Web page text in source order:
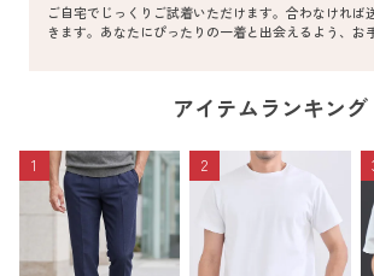
ご自宅でじっくりご試着いただけます。合わなければ
きます。あなたにぴったりの一着と出会えるよう、お
アイテムランキング
1 2